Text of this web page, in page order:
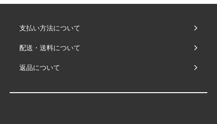
支払い方法について
配送・送料について
返品について